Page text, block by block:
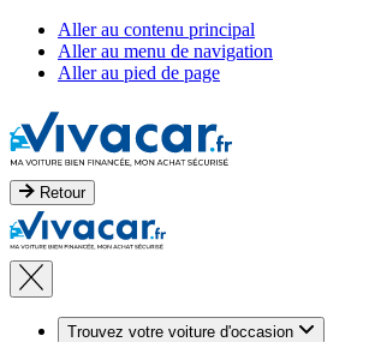
Aller au contenu principal
Aller au menu de navigation
Aller au pied de page
Retour
Trouvez votre voiture d'occasion